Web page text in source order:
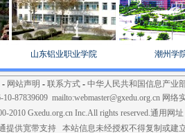
山东铝业职业学院 潮州学
- 网站声明 - 联系方式- 中华人民共和国信息产业
87839609 mailto:webmaster@gxedu.org.cn网络
2010 Gxedu.org.cn Inc.All rights reserved.通用网址
提供宽带支持 本站信息未经授权不得复制或建